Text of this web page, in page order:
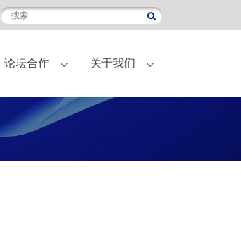
国际访问
论坛合作
定制葡萄酒
关于我们